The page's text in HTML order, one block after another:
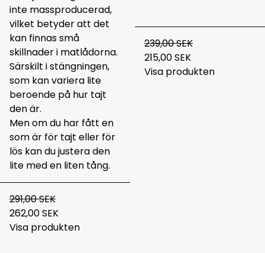
inte massproducerad,
vilket betyder att det
kan finnas små
skillnader i matlådorna.
Särskilt i stängningen,
som kan variera lite
beroende på hur tajt
den är.
Men om du har fått en
som är för tajt eller för
lös kan du justera den
lite med en liten tång.
291,00 SEK
262,00 SEK
Visa produkten
239,00 SEK
215,00 SEK
Visa produkten